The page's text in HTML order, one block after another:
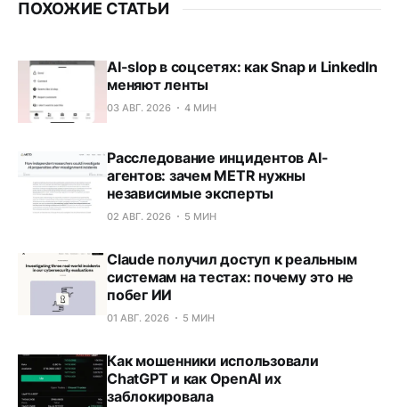
ПОХОЖИЕ СТАТЬИ
AI-slop в соцсетях: как Snap и LinkedIn
меняют ленты
03 АВГ. 2026 4 МИН
Расследование инцидентов AI-
агентов: зачем METR нужны
независимые эксперты
02 АВГ. 2026 5 МИН
Claude получил доступ к реальным
системам на тестах: почему это не
побег ИИ
01 АВГ. 2026 5 МИН
Как мошенники использовали
ChatGPT и как OpenAI их
заблокировала